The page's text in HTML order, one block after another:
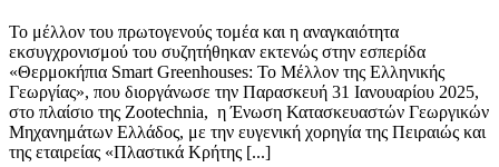
Το μέλλον του πρωτογενούς τομέα και η αναγκαιότητα
εκσυγχρονισμού του συζητήθηκαν εκτενώς στην εσπερίδα
«Θερμοκήπια Smart Greenhouses: Το Μέλλον της Ελληνικής
Γεωργίας», που διοργάνωσε την Παρασκευή 31 Ιανουαρίου 2025,
στο πλαίσιο της Zootechnia, η Ένωση Κατασκευαστών Γεωργικών
Μηχανημάτων Ελλάδος, με την ευγενική χορηγία της Πειραιώς και
της εταιρείας «Πλαστικά Κρήτης [...]